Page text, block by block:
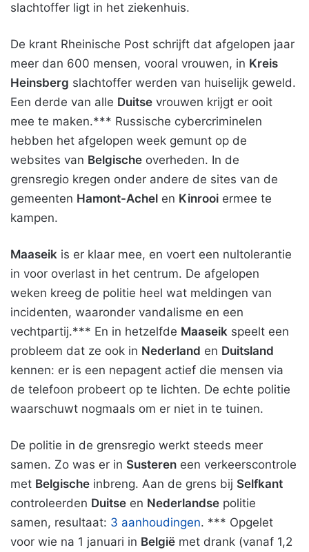
slachtoffer ligt in het ziekenhuis.
De krant Rheinische Post schrijft dat afgelopen jaar
meer dan 600 mensen, vooral vrouwen, in Kreis
Heinsberg slachtoffer werden van huiselijk geweld.
Een derde van alle Duitse vrouwen krijgt er ooit
mee te maken.*** Russische cybercriminelen
hebben het afgelopen week gemunt op de
websites van Belgische overheden. In de
grensregio kregen onder andere de sites van de
gemeenten Hamont-Achel en Kinrooi ermee te
kampen.
Maaseik is er klaar mee, en voert een nultolerantie
in voor overlast in het centrum. De afgelopen
weken kreeg de politie heel wat meldingen van
incidenten, waaronder vandalisme en een
vechtpartij.*** En in hetzelfde Maaseik speelt een
probleem dat ze ook in Nederland en Duitsland
kennen: er is een nepagent actief die mensen via
de telefoon probeert op te lichten. De echte politie
waarschuwt nogmaals om er niet in te tuinen.
De politie in de grensregio werkt steeds meer
samen. Zo was er in Susteren een verkeerscontrole
met Belgische inbreng. Aan de grens bij Selfkant
controleerden Duitse en Nederlandse politie
samen, resultaat: 3 aanhoudingen. *** Opgelet
voor wie na 1 januari in België met drank (vanaf 1,2